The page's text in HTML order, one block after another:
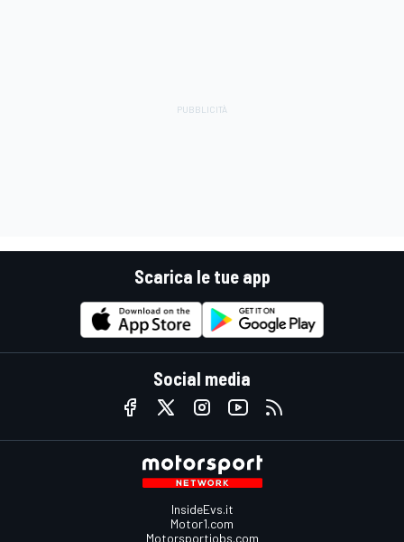
Scarica le tue app
Social media
InsideEvs.it
Motor1.com
Motorsportjobs.com